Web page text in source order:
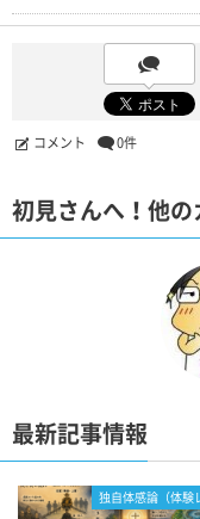
コメント 0件
初見さんへ！他の
最新記事情報
独自体感論（体験